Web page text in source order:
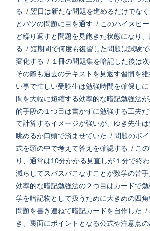
る / 翌日は新たな問題を進めるだけでな
とバツの問題に目を通す / このハイスピ
ど繰り返すと問題を見飽きた状態になり
る / 短期間で何度も復習した問題は試験
変化する / １冊の問題集を暗記した後は次
その際も過去のテキストを見返す習慣を維
い事で忙しい受験生は勉強時間を確保しに
間を大幅に短縮する効率的な暗記勉強法
的手段の１つ目は書かずに勉強する工夫だ
て計算するイメージが強いが、ゆき先生
眺めるか口頭で済ませていた / 問題のポ
式を頭の中で考えて答えを確認する / こ
り、通常は10分かかる見直しが１分で終
減らしてスパスパこなすことが数学の苦
効率的な暗記勉強法の２つ目はカードで
学を暗記物として扱うために大きめの四
問題を書き連ねて暗記カードを自作した /
き、裏面にポイントとなる公式や注意点